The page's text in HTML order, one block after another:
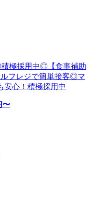
積極採用中◎【食事補助
ルフレジで簡単接客◎マ
安心！積極採用中
〜